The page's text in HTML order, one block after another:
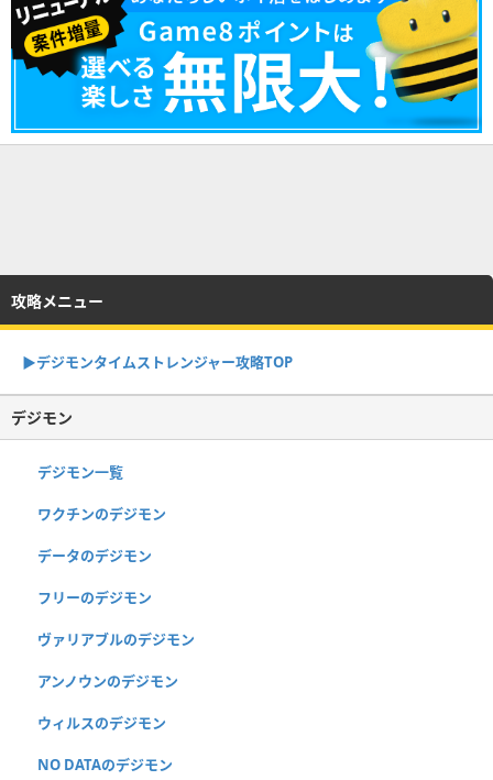
攻略メニュー
▶︎デジモンタイムストレンジャー攻略TOP
デジモン
デジモン一覧
ワクチンのデジモン
データのデジモン
フリーのデジモン
ヴァリアブルのデジモン
アンノウンのデジモン
ウィルスのデジモン
NO DATAのデジモン